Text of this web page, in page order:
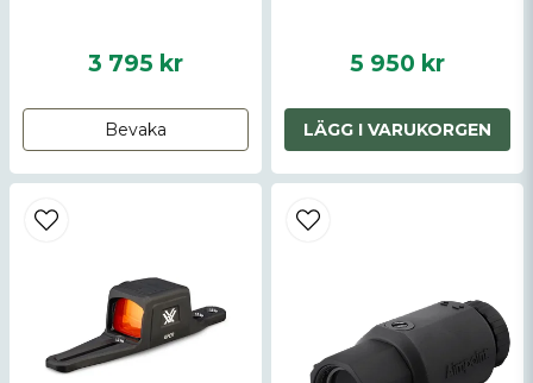
3 795 kr
Bevaka
5 950 kr
LÄGG I VARUKORGEN